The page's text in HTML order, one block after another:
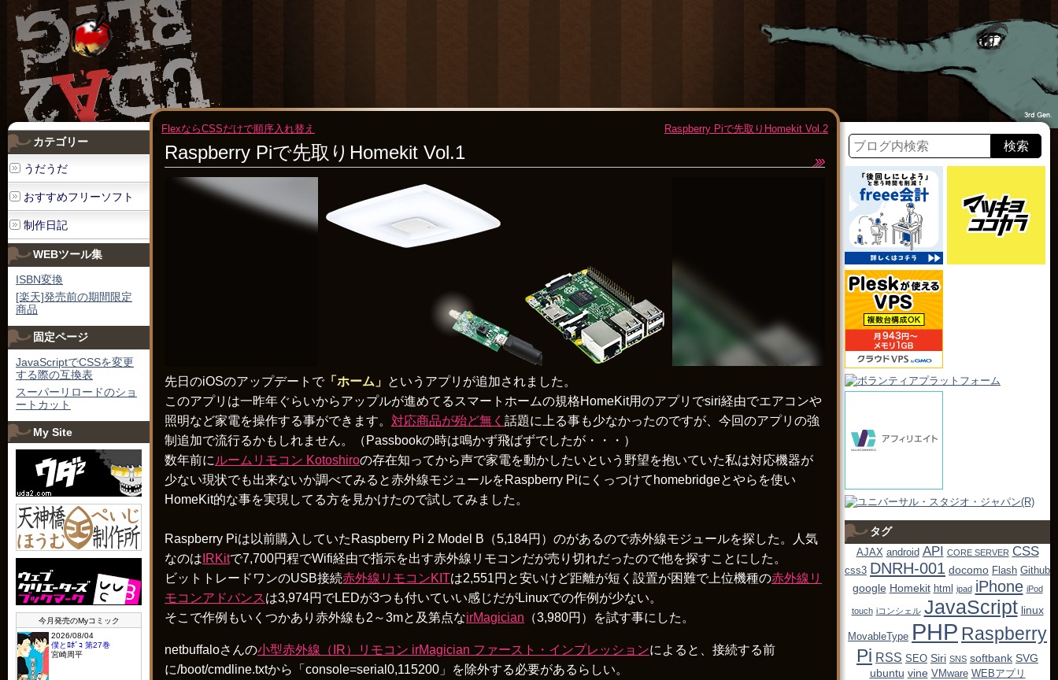
FlexならCSSだけで順序入れ替え Raspberry Piで先取りHomekit Vol.2
Raspberry Piで先取りHomekit Vol.1
先日のiOSのアップデートで「ホーム」 というアプリが追加されました。
このアプリは一昨年ぐらいからアップルが進めてるスマートホームの規格HomeKit用のアプリでsiri経由でエアコンや
照明など家電を操作する事ができます。 対応商品が殆ど無く 話題に上る事も少なかったのですが、今回のアプリの強
制追加で流行るかもしれません。（Passbookの時は鳴かず飛ばずでしたが・・・）
数年前に ルームリモコン Kotoshiroの存在知ってから声で家電を動かしたいという野望を抱いていた私は対応機器が
少ない現状でも出来ないか調べてみると赤外線モジュールをRaspberry Piにくっつけてhomebridgeとやらを使い
HomeKit的な事を実現してる方を見かけたので試してみました。
Raspberry Piは以前購入していたRaspberry Pi 2 Model B（5,184円）のがあるので赤外線モジュールを探した。人気
なのは IRKitで7,700円程でWifi経由で指示を出す赤外線リモコンだが売り切れだったので他を探すことにした。
ビットトレードワンのUSB接続赤外線リモコンKITは2,551円と安いけど距離が短く設置が困難で上位機種の赤外線リ
モコンアドバンスは3,974円でLEDが3つも付いていい感じだがLinuxでの作例が少ない。
そこで作例もいくつかあり赤外線も2～3mと及第点なirMagician （3,980円）を試す事にした。
netbuffaloさんの小型赤外線（IR）リモコン irMagician ファースト・インプレッションによると、接続する前
に/boot/cmdline.txtから「console=serial0,115200」を除外する必要があるらしい。
カテゴリー
うだうだ
おすすめフリーソフト
制作日記
WEBツール集
ISBN変換
[楽天]発売前の期間限定
商品
固定ページ
JavaScriptでCSSを変更
する際の互換表
スーパーリロードのショ
ートカット
My Site
タグ
AJAX android API CORE SERVER CSS
css3 DNRH-001 docomo Flash Github
google Homekit html ipad iPhone iPod
touch iコンシェル JavaScript linux
MovableType PHP Raspberry
Pi RSS SEO Siri SNS softbank SVG
ubuntu vine VMware WEBアプリ